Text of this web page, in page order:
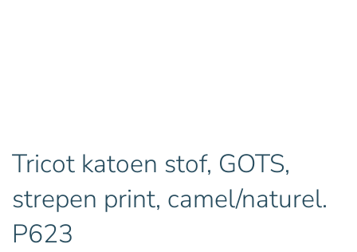
Tricot katoen stof, GOTS,
strepen print, camel/naturel.
P623